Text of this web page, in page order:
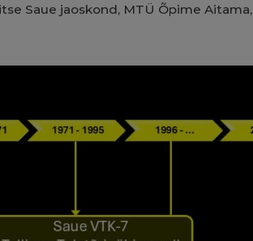
Saue jaoskond, MTÜ Õpime